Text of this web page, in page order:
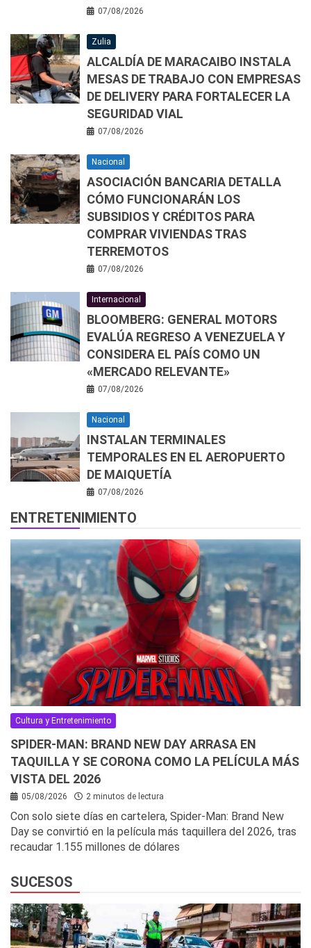
07/08/2026
Zulia
ALCALDÍA DE MARACAIBO INSTALA
MESAS DE TRABAJO CON EMPRESAS
DE DELIVERY PARA FORTALECER LA
SEGURIDAD VIAL
07/08/2026
Nacional
ASOCIACIÓN BANCARIA DETALLA
CÓMO FUNCIONARÁN LOS
SUBSIDIOS Y CRÉDITOS PARA
COMPRAR VIVIENDAS TRAS
TERREMOTOS
07/08/2026
Internacional
BLOOMBERG: GENERAL MOTORS
EVALÚA REGRESO A VENEZUELA Y
CONSIDERA EL PAÍS COMO UN
«MERCADO RELEVANTE»
07/08/2026
Nacional
INSTALAN TERMINALES
TEMPORALES EN EL AEROPUERTO
DE MAIQUETÍA
07/08/2026
ENTRETENIMIENTO
Cultura y Entretenimiento
SPIDER-MAN: BRAND NEW DAY ARRASA EN
TAQUILLA Y SE CORONA COMO LA PELÍCULA MÁS
VISTA DEL 2026
05/08/2026 2 minutos de lectura
Con solo siete días en cartelera, Spider-Man: Brand New
Day se convirtió en la película más taquillera del 2026, tras
recaudar 1.155 millones de dólares
SUCESOS